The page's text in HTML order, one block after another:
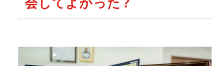
会してよかった？